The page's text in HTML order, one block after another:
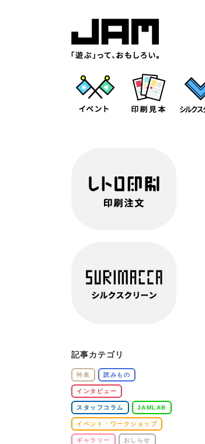
記事カテゴリ
特集 読みもの
インタビュー
スタッフコラム JAMLAB
イベント・ワークショップ
ギャラリー おしらせ